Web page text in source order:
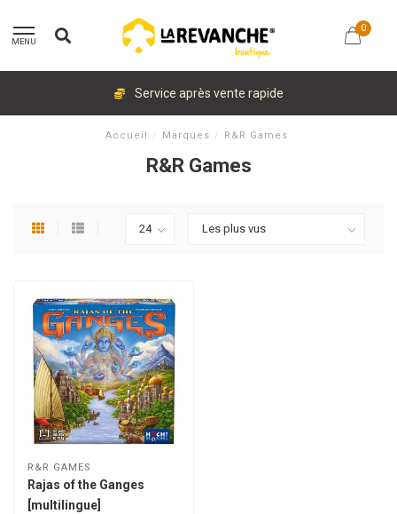
MENU
0
Service après vente rapide
Accueil / Marques / R&R Games
R&R Games
R&R GAMES
Rajas of the Ganges
[multilingue]